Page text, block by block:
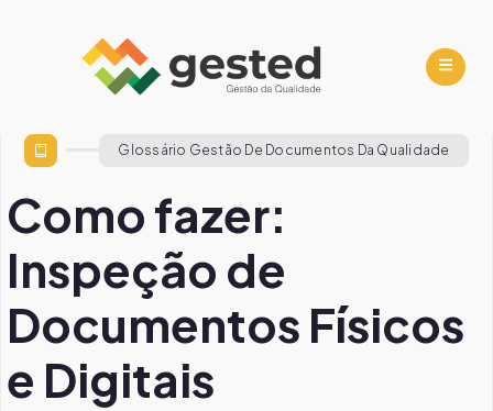
Glossário Gestão De Documentos Da Qualidade
Como fazer:
Inspeção de
Documentos Físicos
e Digitais